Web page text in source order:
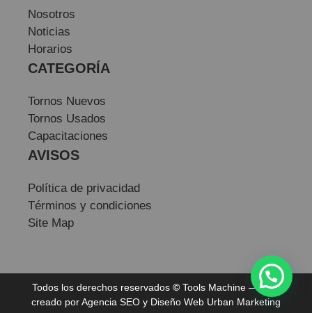
Nosotros
Noticias
Horarios
CATEGORÍA
Tornos Nuevos
Tornos Usados
Capacitaciones
AVISOS
Política de privacidad
Términos y condiciones
Site Map
Todos los derechos reservados © Tools Machine — Sitio
creado porAgencia SEO y Diseño Web Urban Marketing